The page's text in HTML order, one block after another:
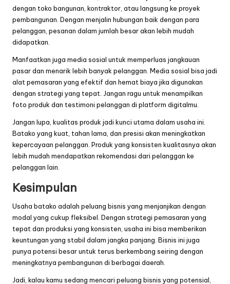
dengan toko bangunan, kontraktor, atau langsung ke proyek
pembangunan. Dengan menjalin hubungan baik dengan para
pelanggan, pesanan dalam jumlah besar akan lebih mudah
didapatkan.
Manfaatkan juga media sosial untuk memperluas jangkauan
pasar dan menarik lebih banyak pelanggan. Media sosial bisa jadi
alat pemasaran yang efektif dan hemat biaya jika digunakan
dengan strategi yang tepat. Jangan ragu untuk menampilkan
foto produk dan testimoni pelanggan di platform digitalmu.
Jangan lupa, kualitas produk jadi kunci utama dalam usaha ini.
Batako yang kuat, tahan lama, dan presisi akan meningkatkan
kepercayaan pelanggan. Produk yang konsisten kualitasnya akan
lebih mudah mendapatkan rekomendasi dari pelanggan ke
pelanggan lain.
Kesimpulan
Usaha batako adalah peluang bisnis yang menjanjikan dengan
modal yang cukup fleksibel. Dengan strategi pemasaran yang
tepat dan produksi yang konsisten, usaha ini bisa memberikan
keuntungan yang stabil dalam jangka panjang. Bisnis ini juga
punya potensi besar untuk terus berkembang seiring dengan
meningkatnya pembangunan di berbagai daerah.
Jadi, kalau kamu sedang mencari peluang bisnis yang potensial,